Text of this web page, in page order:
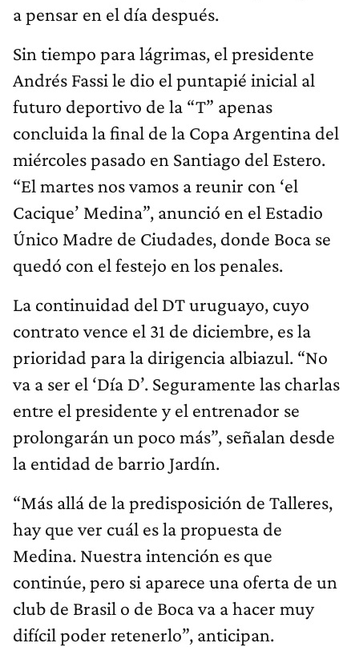
a pensar en el día después.
Sin tiempo para lágrimas, el presidente
Andrés Fassi le dio el puntapié inicial al
futuro deportivo de la “T” apenas
concluida la final de la Copa Argentina del
miércoles pasado en Santiago del Estero.
“El martes nos vamos a reunir con ‘el
Cacique’ Medina”, anunció en el Estadio
Único Madre de Ciudades, donde Boca se
quedó con el festejo en los penales.
La continuidad del DT uruguayo, cuyo
contrato vence el 31 de diciembre, es la
prioridad para la dirigencia albiazul. “No
va a ser el ‘Día D’. Seguramente las charlas
entre el presidente y el entrenador se
prolongarán un poco más”, señalan desde
la entidad de barrio Jardín.
“Más allá de la predisposición de Talleres,
hay que ver cuál es la propuesta de
Medina. Nuestra intención es que
continúe, pero si aparece una oferta de un
club de Brasil o de Boca va a hacer muy
difícil poder retenerlo”, anticipan.